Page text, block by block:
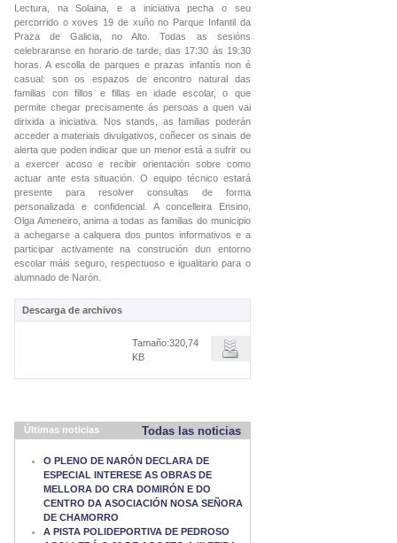
Lectura, na Solaina, e a iniciativa pecha o seu
percorrido o xoves 19 de xuño no Parque Infantil da
Praza de Galicia, no Alto. Todas as sesións
celebraranse en horario de tarde, das 17:30 ás 19:30
horas. A escolla de parques e prazas infantís non é
casual: son os espazos de encontro natural das
familias con fillos e fillas en idade escolar, o que
permite chegar precisamente ás persoas a quen vai
dirixida a iniciativa. Nos stands, as familias poderán
acceder a materiais divulgativos, coñecer os sinais de
alerta que poden indicar que un menor está a sufrir ou
a exercer acoso e recibir orientación sobre como
actuar ante esta situación. O equipo técnico estará
presente para resolver consultas de forma
personalizada e confidencial. A concelleira Ensino,
Olga Ameneiro, anima a todas as familias do municipio
a achegarse a calquera dos puntos informativos e a
participar activamente na construción dun entorno
escolar máis seguro, respectuoso e igualitario para o
alumnado de Narón.
Descarga de archivos
Tamaño:320,74
KB
Últimas noticias Todas las noticias
O PLENO DE NARÓN DECLARA DE
ESPECIAL INTERESE AS OBRAS DE
MELLORA DO CRA DOMIRÓN E DO
CENTRO DA ASOCIACIÓN NOSA SEÑORA
DE CHAMORRO
A PISTA POLIDEPORTIVA DE PEDROSO